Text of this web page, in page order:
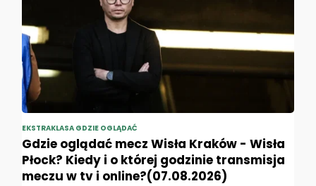
EKSTRAKLASA GDZIE OGLĄDAĆ
Gdzie oglądać mecz Wisła Kraków - Wisła
Płock? Kiedy i o której godzinie transmisja
meczu w tv i online?(07.08.2026)